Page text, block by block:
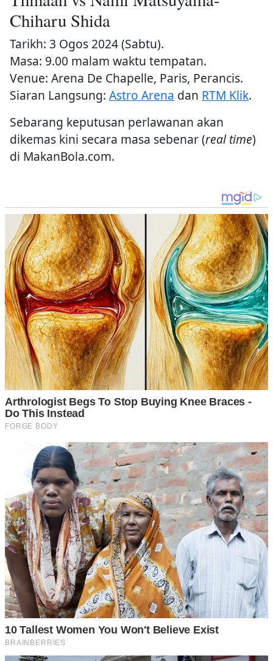
Chiharu Shida
Tarikh: 3 Ogos 2024 (Sabtu).
Masa: 9.00 malam waktu tempatan.
Venue: Arena De Chapelle, Paris, Perancis.
Siaran Langsung: Astro Arena dan RTM Klik.
Sebarang keputusan perlawanan akan
dikemas kini secara masa sebenar (real time)
di MakanBola.com.